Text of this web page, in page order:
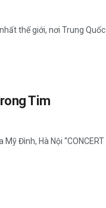
thế giới, nơi Trung Quốc
Tim
Đình, Hà Nội “CONCERT